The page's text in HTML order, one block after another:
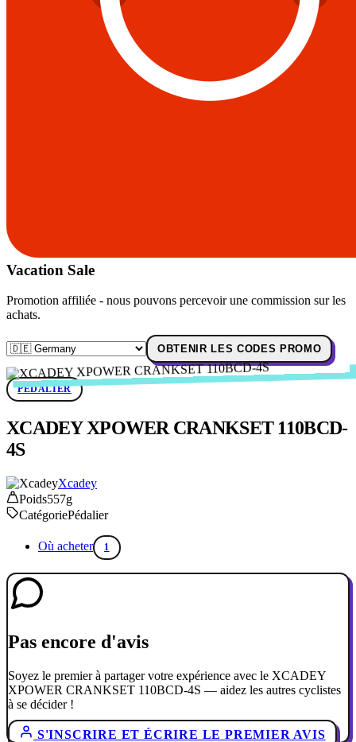
Vacation Sale
Promotion affiliée - nous pouvons percevoir une commission sur les
achats.
OBTENIR LES CODES PROMO
PÉDALIER
XCADEY XPOWER CRANKSET 110BCD-
4S
Xcadey
Poids557g
CatégoriePédalier
Où acheter 1
Pas encore d'avis
Soyez le premier à partager votre expérience avec le XCADEY
XPOWER CRANKSET 110BCD-4S — aidez les autres cyclistes
à se décider !
S'INSCRIRE ET ÉCRIRE LE PREMIER AVIS